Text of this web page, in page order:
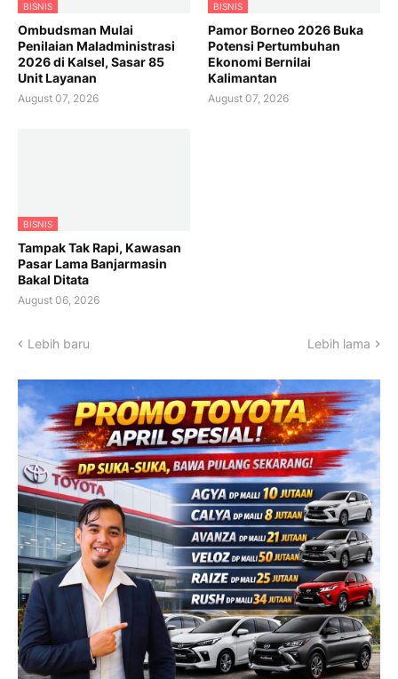
BISNIS
Ombudsman Mulai
Penilaian Maladministrasi
2026 di Kalsel, Sasar 85
Unit Layanan
August 07, 2026
BISNIS
Pamor Borneo 2026 Buka
Potensi Pertumbuhan
Ekonomi Bernilai
Kalimantan
August 07, 2026
BISNIS
Tampak Tak Rapi, Kawasan
Pasar Lama Banjarmasin
Bakal Ditata
August 06, 2026
Lebih baru Lebih lama